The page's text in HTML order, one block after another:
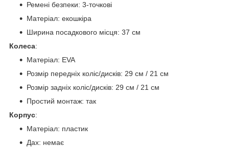
Ремені безпеки: 3-точкові
Матеріал: екошкіра
Ширина посадкового місця: 37 см
Колеса:
Матеріал: EVA
Розмір передніх коліс/дисків: 29 см / 21 см
Розмір задніх коліс/дисків: 29 см / 21 см
Простий монтаж: так
Корпус:
Матеріал: пластик
Дах: немає